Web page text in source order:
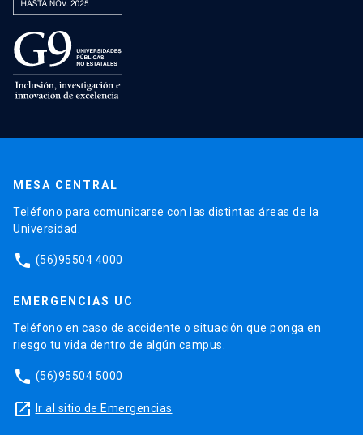
MESA CENTRAL
Teléfono para comunicarse con las distintas áreas de la
Universidad.
phone (56)95504 4000
EMERGENCIAS UC
Teléfono en caso de accidente o situación que ponga en
riesgo tu vida dentro de algún campus.
phone (56)95504 5000
launch Ir al sitio de Emergencias